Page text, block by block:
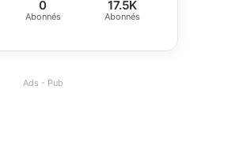
0
Abonnés
17.5K
Abonnés
Ads - Pub